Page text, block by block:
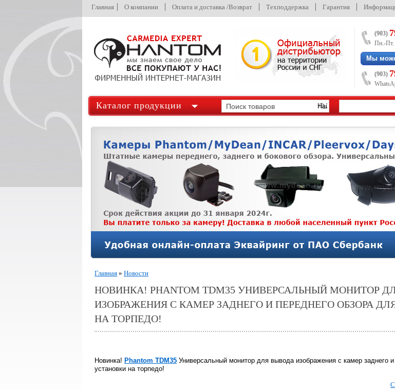
Главная О компании Оплата и доставка /Возврат Техподдержка Гарантия
(903)
Пн.-Пт.
Мы
(903)
Каталог продукции
Главная » Новости
НОВИНКА! PHANTOM TDM35 УНИВЕРСАЛЬНЫЙ МОНИТОР
ИЗОБРАЖЕНИЯ С КАМЕР ЗАДНЕГО И ПЕРЕДНЕГО ОБЗОРА
НА ТОРПЕДО!
Новинка! Phantom TDM35 Универсальный монитор для вывода изображения с камер заднего
установки на торпедо!